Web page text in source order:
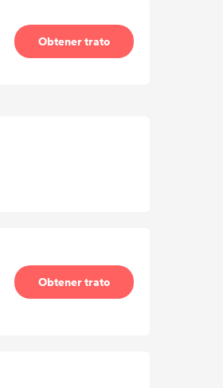
Obtener trato
Obtener trato